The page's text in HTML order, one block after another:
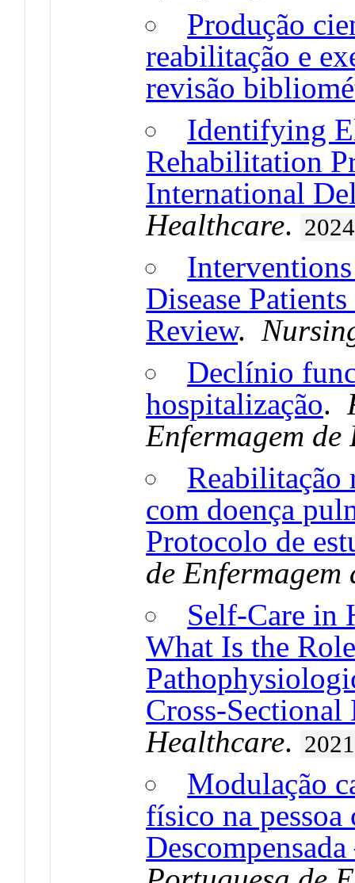
Produção
reabilitação e
revisão
Identifying
Rehabilitation
International
Healthcare. 2024
Disease
Review.
Declínio
hospitalização.
Enfermagem
Reabilitação
com doença
Protocolo de
de
Self-Care in
What Is the
Cross-
Healthcare. 2021
Modulação
físico na